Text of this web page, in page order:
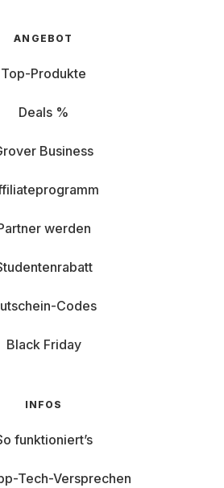
ANGEBOT
Top-Produkte
Deals %
Business
werden
Codes
Black Friday
INFOS
funktioniert’s
Tech-Versprechen